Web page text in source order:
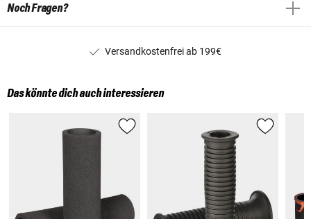
Noch Fragen?
Versandkostenfrei ab 199€
Das könnte dich auch interessieren